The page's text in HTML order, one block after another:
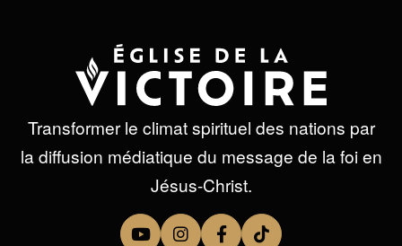
Transformer le climat spirituel des nations par
la diffusion médiatique du message de la foi en
Jésus-Christ.